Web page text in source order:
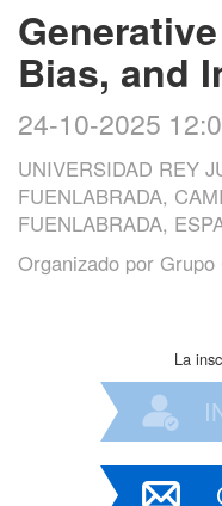
Bias, and
24-10-2025
UNIVERSIDAD REY
FUENLABRADA,
FUENLABRADA,
Organizado por
La